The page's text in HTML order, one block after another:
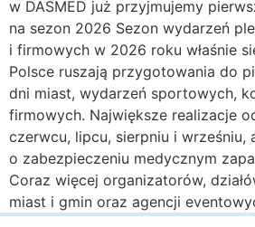
w DASMED już przyjmujemy
na sezon 2026 Sezon wydarzeń
i firmowych w 2026 roku właśnie
Polsce ruszają przygotowania do
dni miast, wydarzeń sportowych,
firmowych. Największe realizacje
czerwcu, lipcu, sierpniu i wrześniu,
o zabezpieczeniu medycznym
Coraz więcej organizatorów,
miast i gmin oraz agencji